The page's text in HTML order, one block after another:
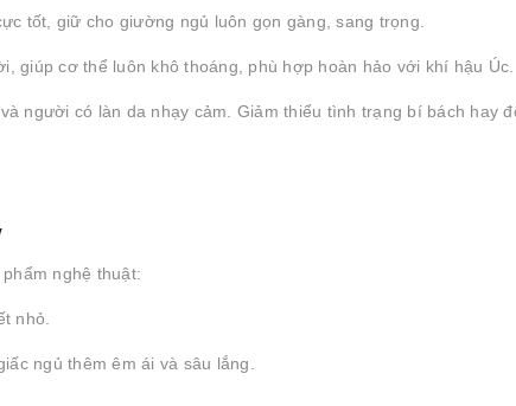
tốt, giữ cho giường ngủ luôn gọn gàng, sang trọng.
giúp cơ thể luôn khô thoáng, phù hợp hoàn hảo với khí hậu Úc.
người có làn da nhạy cảm. Giảm thiểu tình trạng bí bách hay
nghệ thuật:
nhỏ.
ngủ thêm êm ái và sâu lắng.